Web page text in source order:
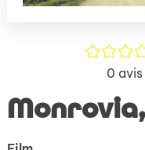
/5
0 avis